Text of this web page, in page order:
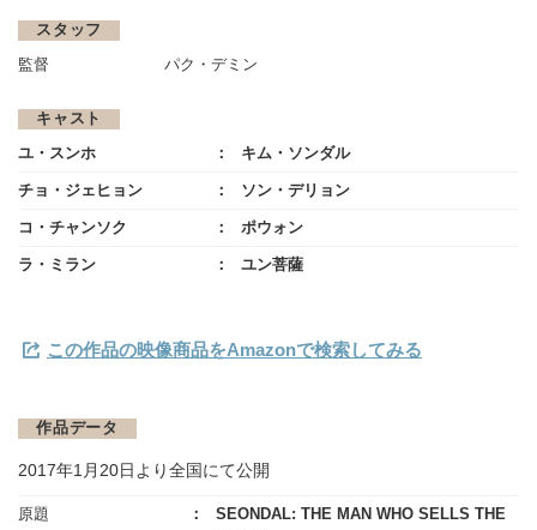
スタッフ
監督 パク・デミン
キャスト
ユ・スンホ キム・ソンダル
チョ・ジェヒョン ソン・デリョン
コ・チャンソク ポウォン
ラ・ミラン ユン菩薩
この作品の映像商品をAmazonで検索してみる
作品データ
2017年1月20日より全国にて公開
原題
SEONDAL: THE MAN WHO SELLS THE